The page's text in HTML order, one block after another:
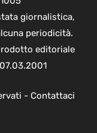
giornalistica,
periodicità.
editoriale
- Contattaci